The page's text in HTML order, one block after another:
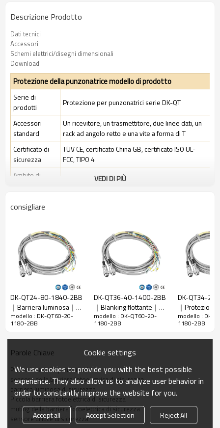
Descrizione Prodotto
Dati tecnici
Accessori
Schemi elettrici/disegni dimensionali
Download
Protezione della punzonatrice modello di prodotto
Serie di
prodotti
Protezione per punzonatrici serie DK-QT
Accessori
standard
Un ricevitore, un trasmettitore, due linee dati, un
rack ad angolo retto e una vite a forma di T
Certificato di
sicurezza
TÜV CE, certificato China GB, certificato ISO UL-
FCC, TIPO 4
Ambito di
Ambiente industriale standard
Caratteristiche
risoluzione
Controlla la
precisione
28 mm
Numero di
Altezza di
protezione
1180 mm
La dimensione
51mm*35mm*L, L è la lunghezza dell'emettitore e
Distanza di
30-6000 mm; 30-45000 mm
Tempo di
risposta
≤15 ms
Dati meccanici
Materiale
VEDI DI PIÙ
consigliare
DK-QT24-80-1840-2BB
｜Barriera luminosa｜
DADISICK
modello : DK-QT60-20-
1180-2BB
DK-QT36-40-1400-2BB
｜Blanking flottante｜
DADISICK
modello : DK-QT60-20-
1180-2BB
DK-QT34-
｜
con barriere
fotoelettriche
modello : DK-
1180-2BB
Parole Chiave
Protezione della punzonatrice
sensore della barriera fotoelettrica di sicurezza
barriera luminosa di sicurezza
Piccola barriera fotoelettrica di sicurezza
muting della barriera fotoelettrica di sicurezza
sensore di luce di sicurezza
Cookie settings
We use cookies to provide you with the best possible
experience. They also allow us to analyze user behavior in
order to constantly improve the website for you.
Accept all Accept Selection Reject All